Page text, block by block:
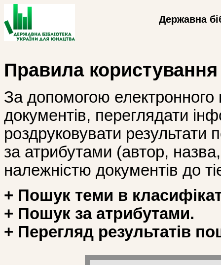
Державна
Правила
За допомогою
документів, переглядати
роздруковувати
за атрибутами (автор, назва,
належністю документів до
+ Пошук теми в
+ Пошук за атрибутами.
+ Перегляд результатів